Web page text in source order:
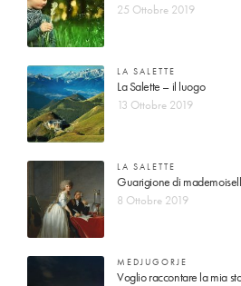
25 Ottobre 2019
LA SALETTE
La Salette – il luogo
13 Ottobre 2019
LA SALETTE
Guarigione di
8 Ottobre 2019
MEDJUGORJE
Voglio raccontare la mia